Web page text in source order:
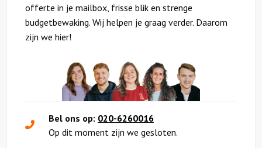
offerte in je mailbox, frisse blik en strenge
budgetbewaking. Wij helpen je graag verder. Daarom
zijn we hier!
Bel ons op: 020-6260016
Op dit moment zijn we gesloten.